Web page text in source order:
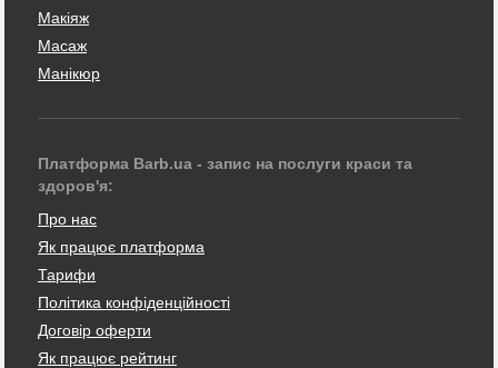
Макіяж
Масаж
Манікюр
Платформа Barb.ua - запис на послуги краси та
здоров'я:
Про нас
Як працює платформа
Тарифи
Політика конфіденційності
Договір оферти
Як працює рейтинг